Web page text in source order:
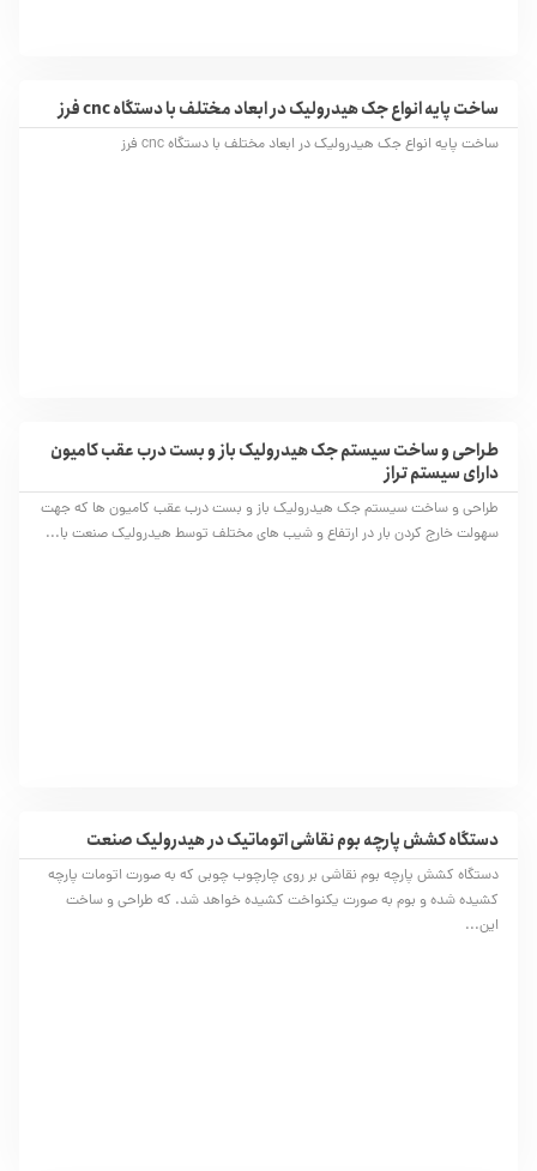
ساخت پایه انواع جک هیدرولیک در ابعاد مختلف با دستگاه cnc فرز
ساخت پایه انواع جک هیدرولیک در ابعاد مختلف با دستگاه cnc فرز
طراحی و ساخت سیستم جک هیدرولیک باز و بست درب عقب کامیون
دارای سیستم تراز
طراحی و ساخت سیستم جک هیدرولیک باز و بست درب عقب کامیون ها که جهت
سهولت خارج کردن بار در ارتفاع و شیب های مختلف توسط هیدرولیک صنعت با...
دستگاه کشش پارچه بوم نقاشی اتوماتیک در هیدرولیک صنعت
دستگاه کشش پارچه بوم نقاشی بر روی چارچوب چوبی که به صورت اتومات پارچه
کشیده شده و بوم به صورت یکنواخت کشیده خواهد شد. که طراحی و ساخت
این...